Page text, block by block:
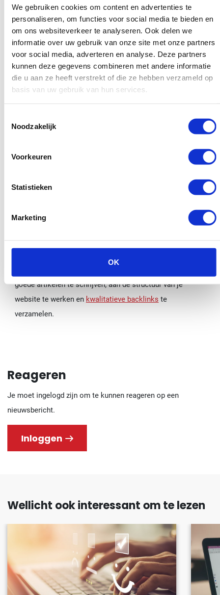
We gebruiken cookies om content en advertenties te
personaliseren, om functies voor social media te bieden en
om ons websiteverkeer te analyseren. Ook delen we
informatie over uw gebruik van onze site met onze partners
voor social media, adverteren en analyse. Deze partners
kunnen deze gegevens combineren met andere informatie
die u aan ze heeft verstrekt of die ze hebben verzameld op
basis van uw gebruik van hun services.
Noodzakelijk
Voorkeuren
Statistieken
Marketing
OK
Aan de andere kant is het ook maar de vraag of dit echt
zin heeft. Vroeg of laat ontdekken de zoekmachines dat
het doorway pages zijn en dan word je waarschijnlijk
bestraft. Je rankings zullen dan meestal een stuk omlaag
gaan.
een doorway pagina vaak een stuk lager is. Dat is ook niet
voordat ze op de bestemming komen. Als die
kleiner dat ze iets kopen of zich aanmelden. Doorway
waardoor bezoekers dit snel wegklikken.
goede artikelen te schrijven, aan de structuur van je
website te werken en kwalitatieve backlinks te
verzamelen.
Reageren
Je moet ingelogd zijn om te kunnen reageren op een
nieuwsbericht.
Inloggen
Wellicht ook interessant om te lezen